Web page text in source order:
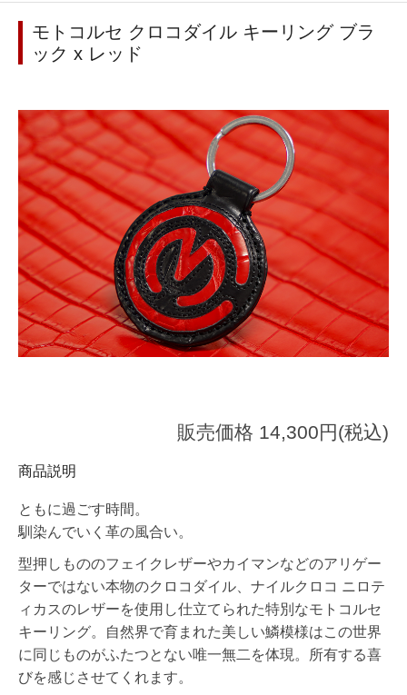
モトコルセ クロコダイル キーリング ブラ
ック x レッド
販売価格 14,300円(税込)
商品説明
ともに過ごす時間。
馴染んでいく革の風合い。
型押しもののフェイクレザーやカイマンなどのアリゲー
ターではない本物のクロコダイル、ナイルクロコ ニロテ
ィカスのレザーを使用し仕立てられた特別なモトコルセ
キーリング。自然界で育まれた美しい鱗模様はこの世界
に同じものがふたつとない唯一無二を体現。所有する喜
びを感じさせてくれます。